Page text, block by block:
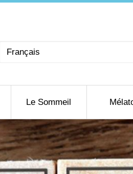
Choisir
Le Sommeil